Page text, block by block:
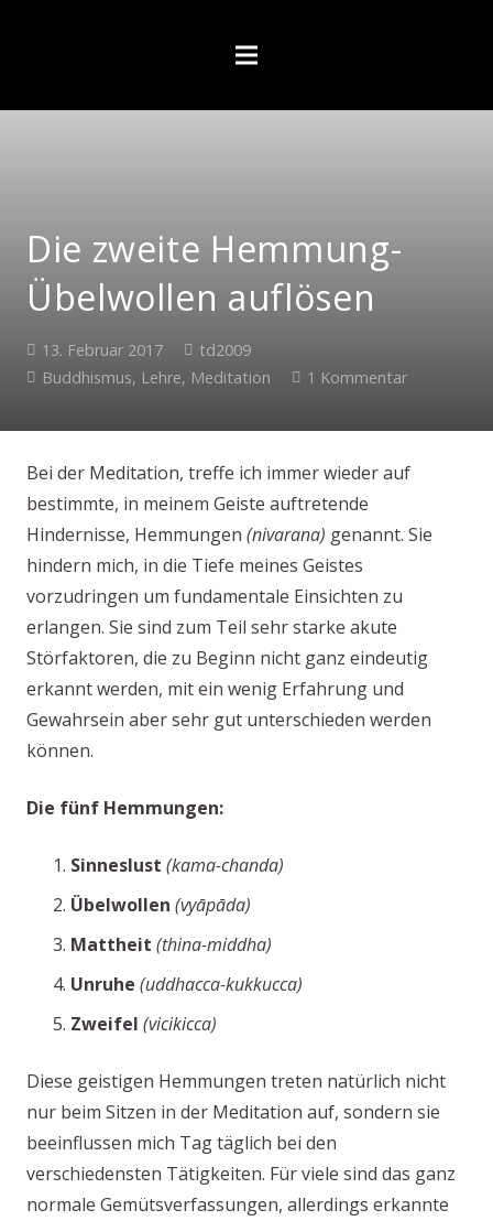
Die zweite Hemmung-
Übelwollen auflösen
13. Februar 2017
td2009
Buddhismus, Lehre, Meditation 1 Kommentar
Bei der Meditation, treffe ich immer wieder auf
bestimmte, in meinem Geiste auftretende
Hindernisse, Hemmungen (nivarana) genannt. Sie
hindern mich, in die Tiefe meines Geistes
vorzudringen um fundamentale Einsichten zu
erlangen. Sie sind zum Teil sehr starke akute
Störfaktoren, die zu Beginn nicht ganz eindeutig
erkannt werden, mit ein wenig Erfahrung und
Gewahrsein aber sehr gut unterschieden werden
können.
Die fünf Hemmungen:
Sinneslust (kama-chanda)
Übelwollen (vyāpāda)
Mattheit (thina-middha)
Unruhe (uddhacca-kukkucca)
Zweifel (vicikicca)
Diese geistigen Hemmungen treten natürlich nicht
nur beim Sitzen in der Meditation auf, sondern sie
beeinflussen mich Tag täglich bei den
verschiedensten Tätigkeiten. Für viele sind das ganz
normale Gemütsverfassungen, allerdings erkannte